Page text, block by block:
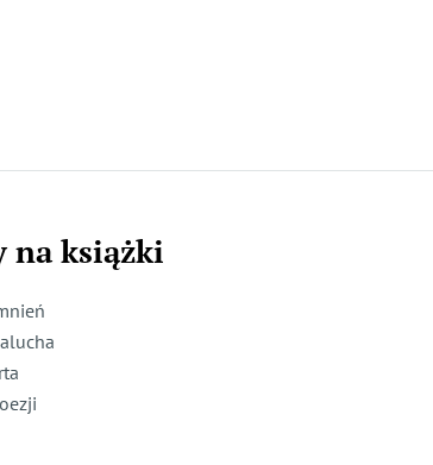
na książki